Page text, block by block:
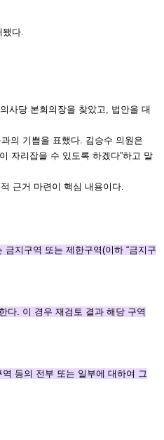
다.
사당 본회의장을 찾았고, 법안을 대
의 기쁨을 표했다. 김승수 의원은
자리잡을 수 있도록 하겠다”하고 말
근거 마련이 핵심 내용이다.
금지구역 또는 제한구역(이하 “금지구
다. 이 경우 재검토 결과 해당 구역
등의 전부 또는 일부에 대하여 그